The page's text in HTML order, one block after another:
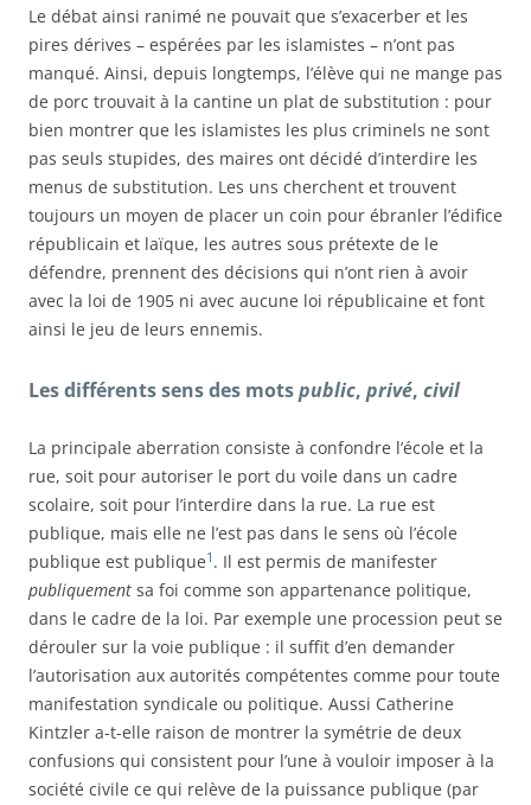
Le débat ainsi ranimé ne pouvait que s’exacerber et les
pires dérives – espérées par les islamistes – n’ont pas
manqué. Ainsi, depuis longtemps, l’élève qui ne mange pas
de porc trouvait à la cantine un plat de substitution : pour
bien montrer que les islamistes les plus criminels ne sont
pas seuls stupides, des maires ont décidé d’interdire les
menus de substitution. Les uns cherchent et trouvent
toujours un moyen de placer un coin pour ébranler l’édifice
républicain et laïque, les autres sous prétexte de le
défendre, prennent des décisions qui n’ont rien à avoir
avec la loi de 1905 ni avec aucune loi républicaine et font
ainsi le jeu de leurs ennemis.
Les différents sens des motspublic, privé, civil
La principale aberration consiste à confondre l’école et la
rue, soit pour autoriser le port du voile dans un cadre
scolaire, soit pour l’interdire dans la rue. La rue est
publique, mais elle ne l’est pas dans le sens où l’école
publique est publique1 . Il est permis de manifester
publiquement sa foi comme son appartenance politique,
dans le cadre de la loi. Par exemple une procession peut se
dérouler sur la voie publique : il suffit d’en demander
l’autorisation aux autorités compétentes comme pour toute
manifestation syndicale ou politique. Aussi Catherine
Kintzler a-t-elle raison de montrer la symétrie de deux
confusions qui consistent pour l’une à vouloir imposer à la
société civile ce qui relève de la puissance publique (par